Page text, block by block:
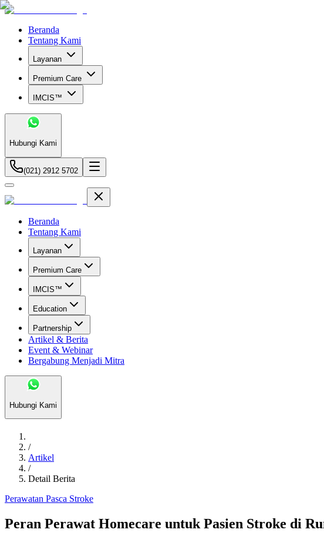
Beranda
Tentang Kami
Layanan
Premium Care
IMCIS™
Hubungi Kami
(021) 2912 5702
Beranda
Tentang Kami
Layanan
Premium Care
IMCIS™
Education
Partnership
Artikel & Berita
Event & Webinar
Bergabung Menjadi Mitra
Hubungi Kami
/
Artikel
/
Detail Berita
Perawatan Pasca Stroke
Peran Perawat Homecare untuk Pasien Stroke di